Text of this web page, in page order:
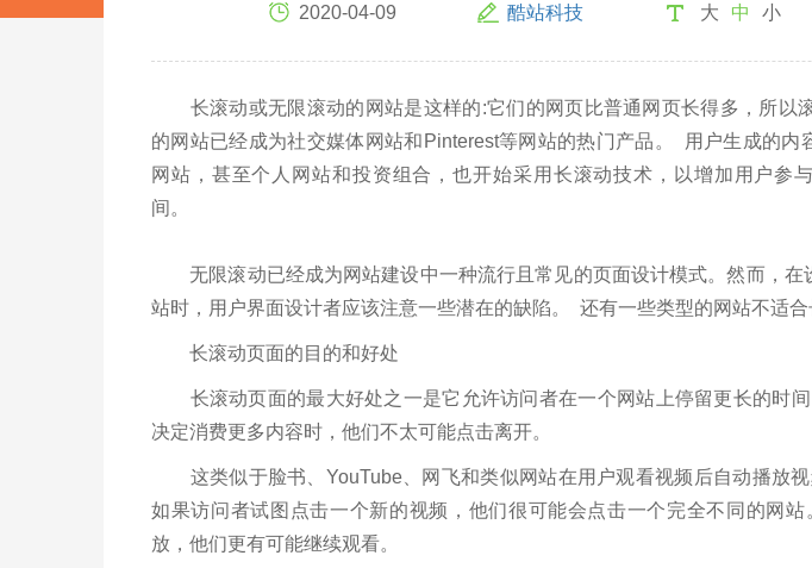
2020-04-09 酷站科技 大 中 小
长滚动或无限滚动的网站是这样的:它们的网页比普通网页长得多，所以
的网站已经成为社交媒体网站和Pinterest等网站的热门产品。 用户生成的内
网站，甚至个人网站和投资组合，也开始采用长滚动技术，以增加用户参
间。
无限滚动已经成为网站建设中一种流行且常见的页面设计模式。然而，在
站时，用户界面设计者应该注意一些潜在的缺陷。 还有一些类型的网站不适
长滚动页面的目的和好处
长滚动页面的最大好处之一是它允许访问者在一个网站上停留更长的时
决定消费更多内容时，他们不太可能点击离开。
这类似于脸书、YouTube、网飞和类似网站在用户观看视频后自动播放视
如果访问者试图点击一个新的视频，他们很可能会点击一个完全不同的网
放，他们更有可能继续观看。